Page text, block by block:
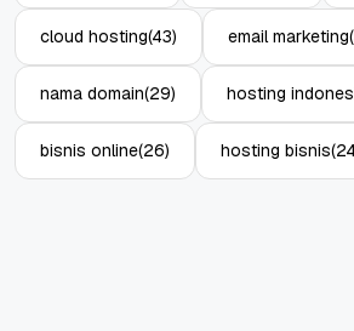
cloud hosting(43) email marketing
nama domain(29) hosting
bisnis online(26) hosting bisnis